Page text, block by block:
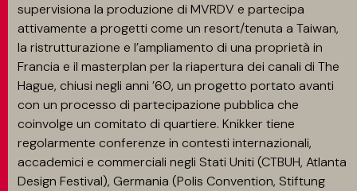
supervisiona la produzione di MVRDV e partecipa
attivamente a progetti come un resort/tenuta a Taiwan,
la ristrutturazione e l’ampliamento di una proprietà in
Francia e il masterplan per la riapertura dei canali di The
Hague, chiusi negli anni ’60, un progetto portato avanti
con un processo di partecipazione pubblica che
coinvolge un comitato di quartiere. Knikker tiene
regolarmente conferenze in contesti internazionali,
accademici e commerciali negli Stati Uniti (CTBUH, Atlanta
Design Festival), Germania (Polis Convention, Stiftung